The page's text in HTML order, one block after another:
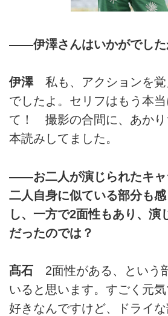
――伊澤さんはいかがでした
伊澤私も、アクションを覚
でしたよ。セリフはもう本当
て！ 撮影の合間に、あかり
本読みしてました。
――お二人が演じられたキャ
二人自身に似ている部分も
し、一方で2面性もあり、演
だったのでは？
髙石 2面性がある、という
いると思います。すごく元
好きなんですけど、ドライな